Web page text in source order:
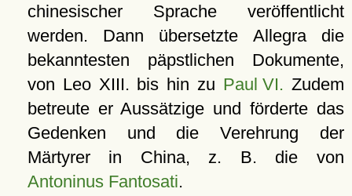
chinesischer Sprache veröffentlicht
werden. Dann übersetzte Allegra die
bekanntesten päpstlichen Dokumente,
von Leo XIII. bis hin zu Paul VI. Zudem
betreute er Aussätzige und förderte das
Gedenken und die Verehrung der
Märtyrer in China, z. B. die von
Antoninus Fantosati.